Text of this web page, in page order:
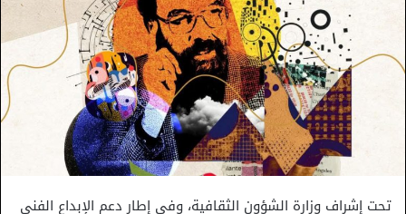
تحت إشراف وزارة الشؤون الثقافية، وفي إطار دعم الإبداع الفني